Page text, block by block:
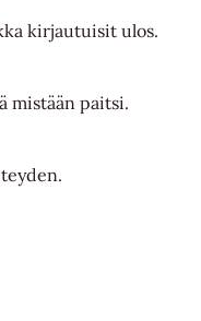
kirjautuisit ulos.
mistään paitsi.